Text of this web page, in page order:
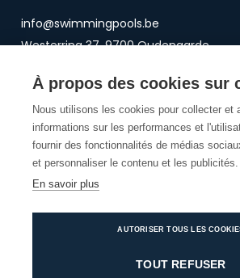
info@swimmingpools.be
Westerring 37, 9700 Oudenaarde
OUDENAARDE
OVERIJSE
SCHOTEN
© 2026 Willy Naessens
Privacy Policy
À propos des cookies sur
Nous utilisons les cookies pour collecter et
informations sur les performances et
fournir des fonctionnalités de médias
et personnaliser le contenu et les publicités.
En savoir plus
AUTORISER TOUS LES
TOUT REFUSER